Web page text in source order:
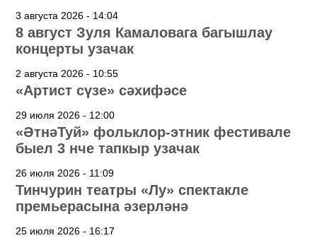
3 августа 2026 - 14:04
8 август Зуля Камаловага багышлау
концерты узачак
2 августа 2026 - 10:55
«Артист сүзе» сәхифәсе
29 июля 2026 - 12:00
«ӘтнәТуй» фольклор-этник фестивале
быел 3 нче тапкыр узачак
26 июля 2026 - 11:09
Тинчурин театры «Лу» спектакле
премьерасына әзерләнә
25 июля 2026 - 16:17